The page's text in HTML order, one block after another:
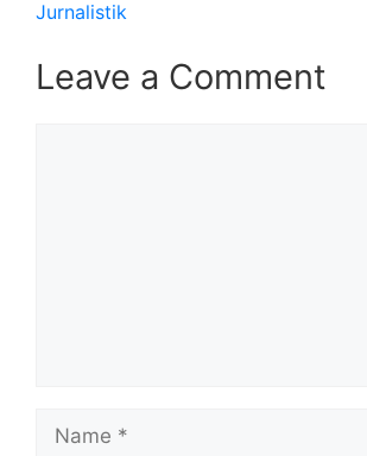
Jurnalistik
Leave a Comment
Name